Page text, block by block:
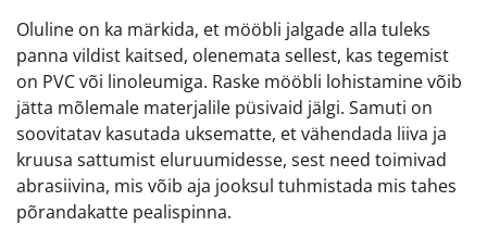
Oluline on ka märkida, et mööbli jalgade alla tuleks
panna vildist kaitsed, olenemata sellest, kas tegemist
on PVC või linoleumiga. Raske mööbli lohistamine võib
jätta mõlemale materjalile püsivaid jälgi. Samuti on
soovitatav kasutada uksematte, et vähendada liiva ja
kruusa sattumist eluruumidesse, sest need toimivad
abrasiivina, mis võib aja jooksul tuhmistada mis tahes
põrandakatte pealispinna.